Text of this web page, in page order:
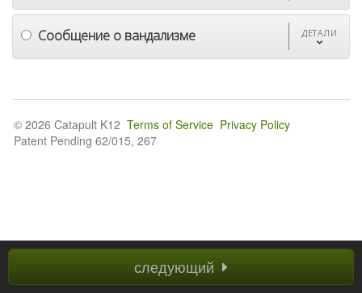
Сообщение о вандализме ДЕТАЛИ
следующий
© 2026 Catapult K12 Terms of Service Privacy Policy
Patent Pending 62/015, 267